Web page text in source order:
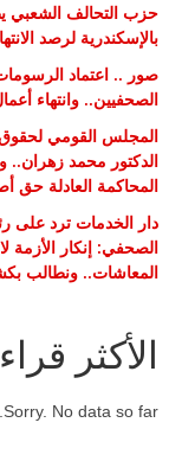
حزب التحالف الشعبي
بالإسكندرية لرصد
صور .. اعتماد الرسومات
الصحفيين.. وانتهاء
المجلس القومي لحقوق
الدكتور محمد زهران..
المحاكمة العادلة حق
دار الخدمات ترد على
الصحفي: إنكار الأزمة
المعاشات.. ونطالب
الأكثر
Sorry. No data so far.